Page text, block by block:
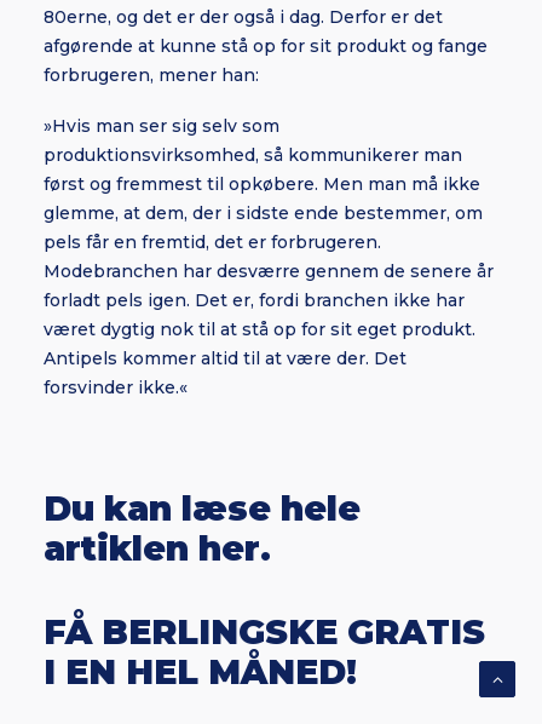
80erne, og det er der også i dag. Derfor er det
afgørende at kunne stå op for sit produkt og fange
forbrugeren, mener han:
»Hvis man ser sig selv som
produktionsvirksomhed, så kommunikerer man
først og fremmest til opkøbere. Men man må ikke
glemme, at dem, der i sidste ende bestemmer, om
pels får en fremtid, det er forbrugeren.
Modebranchen har desværre gennem de senere år
forladt pels igen. Det er, fordi branchen ikke har
været dygtig nok til at stå op for sit eget produkt.
Antipels kommer altid til at være der. Det
forsvinder ikke.«
Du kan læse hele
artiklen her.
FÅ BERLINGSKE GRATIS
I EN HEL MÅNED!